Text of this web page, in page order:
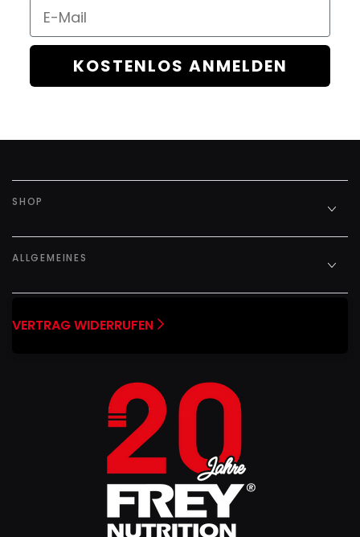
Email
KOSTENLOS ANMELDEN
SHOP
ALLGEMEINES
VERTRAG WIDERRUFEN